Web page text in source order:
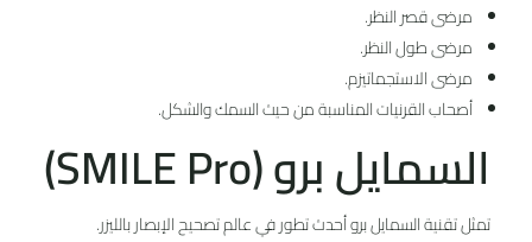
مرضى قصر النظر.
مرضى طول النظر.
مرضى الاستجماتيزم.
أصحاب القرنيات المناسبة من حيث السمك والشكل.
السمايل برو (SMILE Pro)
تمثل تقنية السمايل برو أحدث تطور في عالم تصحيح الإبصار بالليزر.